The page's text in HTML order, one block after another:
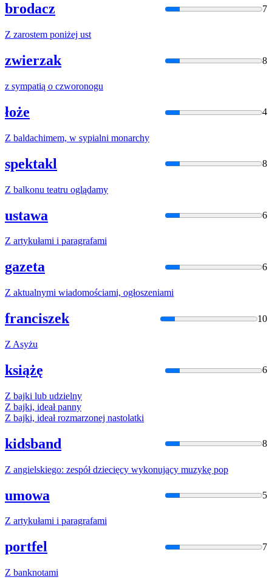
brodacz 7
Z zarostem poniżej ust
zwierzak 8
z sympatią o czworonogu
łoże 4
Z baldachimem, w sypialni monarchy
spektakl 8
Z balkonu teatru oglądamy
ustawa 6
Z artykułami i paragrafami
gazeta 6
Z aktualnymi wiadomościami, ogłoszeniami
franciszek 10
Z Asyżu
książę 6
Z bajki lub udzielny
Z bajki, ideał panny
Z bajki, ideał rozmarzonej nastolatki
kidsband 8
Z angielskiego: zespół dziecięcy wykonujący muzykę pop
umowa 5
Z artykułami i paragrafami
portfel 7
Z banknotami